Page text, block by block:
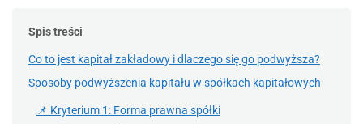
Spis treści
Co to jest kapitał zakładowy i dlaczego się go podwyższa?
Sposoby podwyższenia kapitału w spółkach kapitałowych
📌 Kryterium 1: Forma prawna spółki